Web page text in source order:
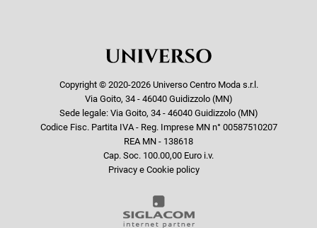
Copyright © 2020-2026 Universo Centro Moda s.r.l.
Via Goito, 34 - 46040 Guidizzolo (MN)
Sede legale: Via Goito, 34 - 46040 Guidizzolo (MN)
Codice Fisc. Partita IVA - Reg. Imprese MN n° 00587510207
REA MN - 138618
Cap. Soc. 100.00,00 Euro i.v.
Privacy e Cookie policy